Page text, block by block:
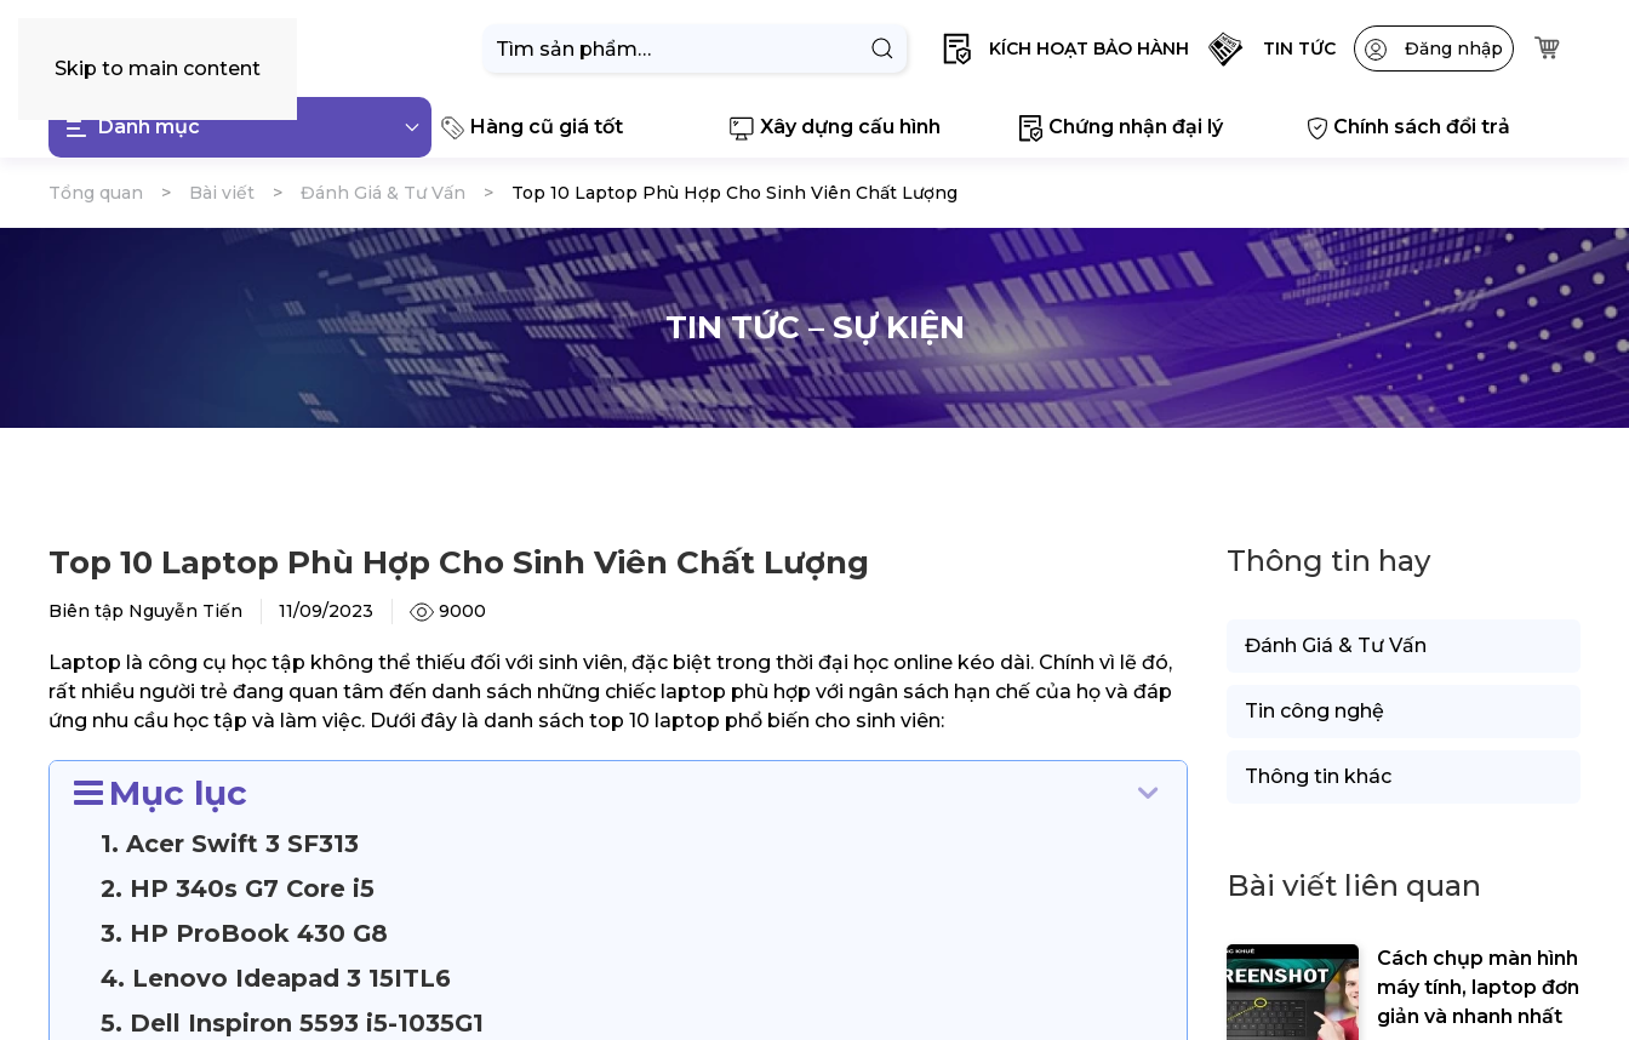
Skip to main content
Tìm
KÍCH HOẠT BẢO HÀNH TIN TỨC Đăng nhập
Danh mục Hàng cũ giá tốt Xây dựng cấu hình Chứng nhận đại lý Chính sách đổi trả
Tổng quan Bài viết Đánh Giá & Tư Vấn Top 10 Laptop Phù Hợp Cho Sinh Viên Chất Lượng
TIN TỨC – SỰ KIỆN
Top 10 Laptop Phù Hợp Cho Sinh Viên Chất Lượng
Biên tập Nguyễn Tiến 11/09/2023 9000
Laptop là công cụ học tập không thể thiếu đối với sinh viên, đặc biệt trong thời đại học online kéo dài. Chính vì lẽ đó,
rất nhiều người trẻ đang quan tâm đến danh sách những chiếc laptop phù hợp với ngân sách hạn chế của họ và đáp
ứng nhu cầu học tập và làm việc. Dưới đây là danh sách top 10 laptop phổ biến cho sinh viên:
Mục lục
1. Acer Swift 3 SF313
2. HP 340s G7 Core i5
3. HP ProBook 430 G8
4. Lenovo Ideapad 3 15ITL6
5. Dell Inspiron 5593 i5-1035G1
Thông tin hay
Đánh Giá & Tư Vấn
Tin công nghệ
Thông tin khác
Bài viết liên quan
Cách chụp màn hình
máy tính, laptop đơn
giản và nhanh nhất